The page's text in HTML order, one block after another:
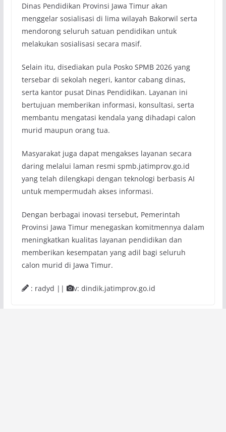
Dinas Pendidikan Provinsi Jawa Timur akan
menggelar sosialisasi di lima wilayah Bakorwil serta
mendorong seluruh satuan pendidikan untuk
melakukan sosialisasi secara masif.
Selain itu, disediakan pula Posko SPMB 2026 yang
tersebar di sekolah negeri, kantor cabang dinas,
serta kantor pusat Dinas Pendidikan. Layanan ini
bertujuan memberikan informasi, konsultasi, serta
membantu mengatasi kendala yang dihadapi calon
murid maupun orang tua.
Masyarakat juga dapat mengakses layanan secara
daring melalui laman resmi spmb.jatimprov.go.id
yang telah dilengkapi dengan teknologi berbasis AI
untuk mempermudah akses informasi.
Dengan berbagai inovasi tersebut, Pemerintah
Provinsi Jawa Timur menegaskan komitmennya dalam
meningkatkan kualitas layanan pendidikan dan
memberikan kesempatan yang adil bagi seluruh
calon murid di Jawa Timur.
: radyd || v: dindik.jatimprov.go.id